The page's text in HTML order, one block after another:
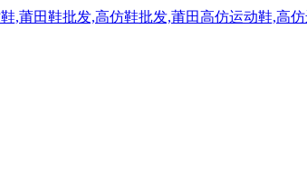
,莆田鞋批发,高仿鞋批发,莆田高仿运动鞋,高